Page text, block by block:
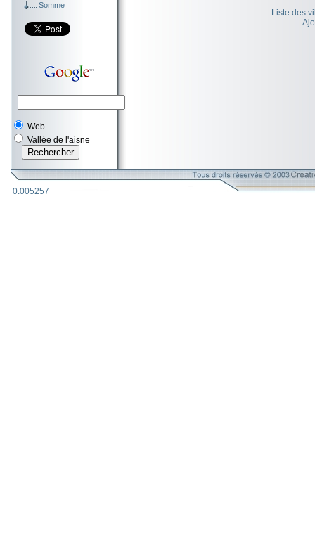
Somme
Web
Vallée de l'aisne
Liste des
0.005257